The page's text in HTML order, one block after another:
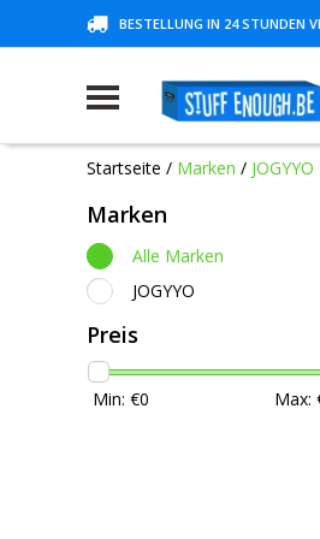
BESTELLUNG IN 24 STUNDEN
Startseite / Marken / JOGYYO
Marken
Alle Marken
JOGYYO
Preis
Min: €0 Max: